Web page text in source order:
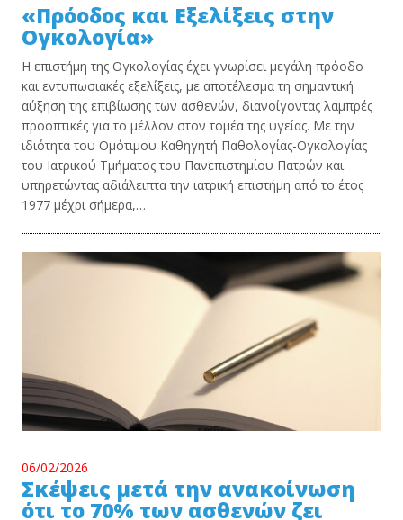
«Πρόοδος και Εξελίξεις στην
Ογκολογία»
Η επιστήμη της Ογκολογίας έχει γνωρίσει μεγάλη πρόοδο
και εντυπωσιακές εξελίξεις, με αποτέλεσμα τη σημαντική
αύξηση της επιβίωσης των ασθενών, διανοίγοντας λαμπρές
προοπτικές για το μέλλον στον τομέα της υγείας. Με την
ιδιότητα του Ομότιμου Καθηγητή Παθολογίας-Ογκολογίας
του Ιατρικού Τμήματος του Πανεπιστημίου Πατρών και
υπηρετώντας αδιάλειπτα την ιατρική επιστήμη από το έτος
1977 μέχρι σήμερα,…
06/02/2026
Σκέψεις μετά την ανακοίνωση
ότι το 70% των ασθενών ζει